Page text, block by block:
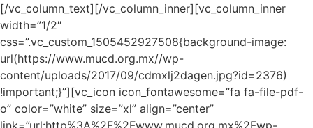
[/vc_column_text][/vc_column_inner][vc_column_inner
width=”1/2″
css=”.vc_custom_1505452927508{background-image:
url(https://www.mucd.org.mx//wp-
content/uploads/2017/09/cdmxlj2dagen.jpg?id=2376)
!important;}”][vc_icon icon_fontawesome=”fa fa-file-pdf-
o” color=”white” size=”xl” align=”center”